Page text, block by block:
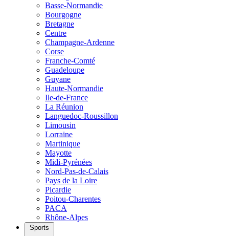
Basse-Normandie
Bourgogne
Bretagne
Centre
Champagne-Ardenne
Corse
Franche-Comté
Guadeloupe
Guyane
Haute-Normandie
Ile-de-France
La Réunion
Languedoc-Roussillon
Limousin
Lorraine
Martinique
Mayotte
Midi-Pyrénées
Nord-Pas-de-Calais
Pays de la Loire
Picardie
Poitou-Charentes
PACA
Rhône-Alpes
Sports